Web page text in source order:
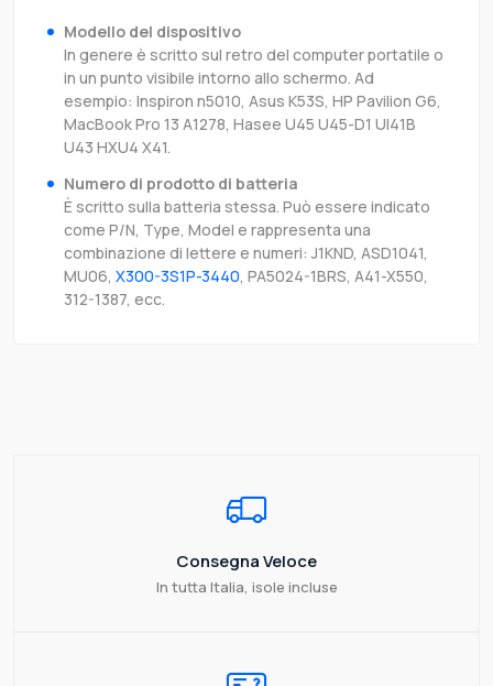
Modello del dispositivo
In genere è scritto sul retro del computer portatile o
in un punto visibile intorno allo schermo. Ad
esempio: Inspiron n5010, Asus K53S, HP Pavilion G6,
MacBook Pro 13 A1278, Hasee U45 U45-D1 UI41B
U43 HXU4 X41.
Numero di prodotto di batteria
È scritto sulla batteria stessa. Può essere indicato
come P/N, Type, Model e rappresenta una
combinazione di lettere e numeri: J1KND, ASD1041,
MU06, X300-3S1P-3440, PA5024-1BRS, A41-X550,
312-1387, ecc.
Consegna Veloce
In tutta Italia, isole incluse